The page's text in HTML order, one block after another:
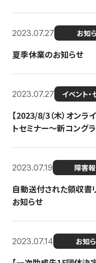
2023.07.27 お知
夏季休業のお知らせ
2023.07.27 イベント・
【2023/8/3（木）オンラ
トセミナー〜新コング
2023.07.19 障害
自動送付された領収書
お知らせ
2023.07.14 お知